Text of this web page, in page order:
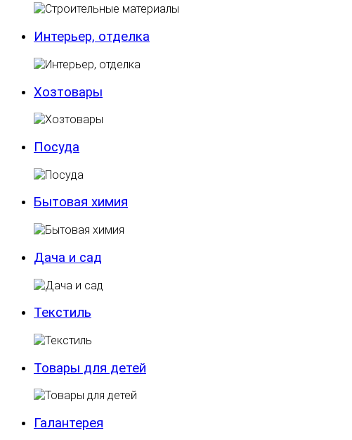
Интерьер, отделка
Хозтовары
Посуда
Бытовая химия
Дача и сад
Текстиль
Товары для детей
Галантерея